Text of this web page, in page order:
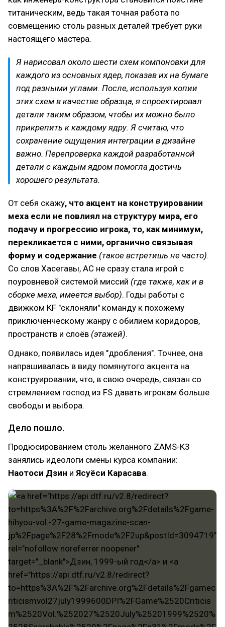
титаническим, ведь такая точная работа по
совмещению столь разных деталей требует руки
настоящего мастера.
Я нарисовал около шести схем компоновки для
каждого из основных ядер, показав их на бумаге
под разными углами. После, используя копии
этих схем в качестве образца, я спроектировал
детали таким образом, чтобы их можно было
прикрепить к каждому ядру. Я считаю, что
сохранение ощущения интеграции в дизайне
важно. Перепроверка каждой разработанной
детали с каждым ядром помогла достичь
хорошего результата.
От себя скажу, что акцент на конструировании
меха если не повлиял на структуру мира, его
подачу и прогрессию игрока, то, как минимум,
перекликается с ними, органично связывая
форму и содержание (такое встретишь не часто).
Со слов Хасегавы, AC не сразу стала игрой с
поуровневой системой миссий (где также, как и в
сборке меха, имеется выбор). Годы работы с
движком KF "склоняли" команду к похожему
приключенческому жанру с обилием коридоров,
пространств и слоёв (этажей).
Однако, появилась идея "дробления". Точнее, она
напрашивалась в виду помянутого акцента на
конструировании, что, в свою очередь, связан со
стремлением господ из FS давать игрокам больше
свободы и выбора.
Дело пошло.
Продюсированием столь желанного ZAMS-K3
занялись идеологи смены курса компании:
Наотоси Дзин и Ясуёси Карасава.